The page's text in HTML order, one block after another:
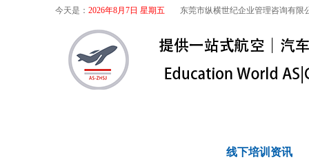
今天是： 2026年8月7日 星期五 东莞市纵横世纪企业管理咨询有限
线下培训资讯